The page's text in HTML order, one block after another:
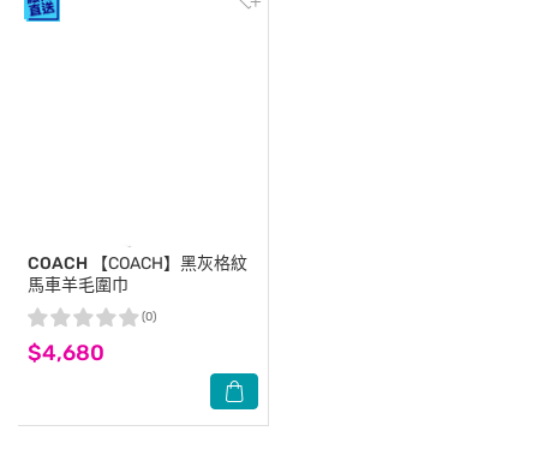
COACH 【COACH】黑灰格紋
馬車羊毛圍巾
$4,680
(0)